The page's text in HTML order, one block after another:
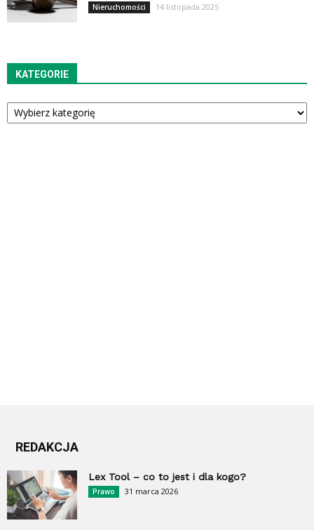
Nieruchomości 14 listopada 2025
KATEGORIE
Kategorie
REDAKCJA
Lex Tool – co to jest i dla kogo?
Prawo 31 marca 2026